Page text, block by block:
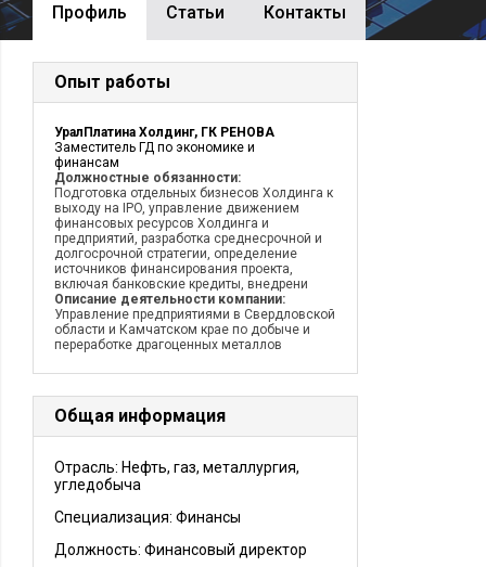
Профиль Cтатьи Контакты
Опыт работы
УралПлатина Холдинг, ГК РЕНОВА
Заместитель ГД по экономике и
финансам
Должностные обязанности:
Подготовка отдельных бизнесов Холдинга к
выходу на IPO, управление движением
финансовых ресурсов Холдинга и
предприятий, разработка среднесрочной и
долгосрочной стратегии, определение
источников финансирования проекта,
включая банковские кредиты, внедрени
Описание деятельности компании:
Управление предприятиями в Свердловской
области и Камчатском крае по добыче и
переработке драгоценных металлов
Общая информация
Отрасль: Нефть, газ, металлургия,
угледобыча
Специализация: Финансы
Должность: Финансовый директор